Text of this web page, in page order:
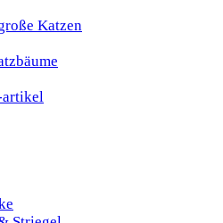
Katzen